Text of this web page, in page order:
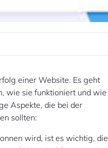
einer Website. Es geht
wie sie funktioniert und wie
Aspekte, die bei der
sollten:
wird, ist es wichtig, die